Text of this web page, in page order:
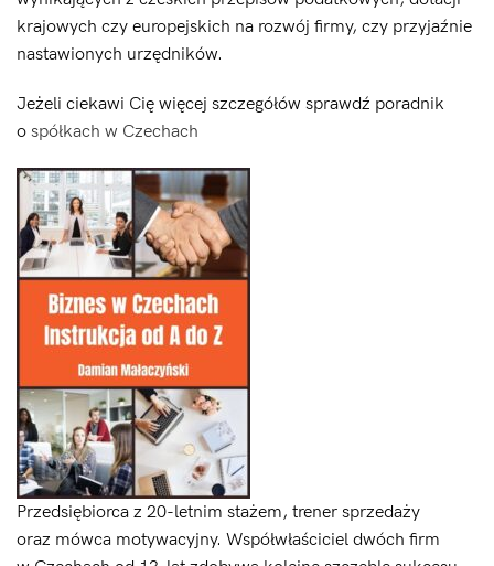
krajowych czy europejskich na rozwój firmy, czy przyjaźnie
nastawionych urzędników.
Jeżeli ciekawi Cię więcej szczegółów sprawdź poradnik
o spółkach w Czechach
Przedsiębiorca z 20-letnim stażem, trener sprzedaży
oraz mówca motywacyjny. Współwłaściciel dwóch firm